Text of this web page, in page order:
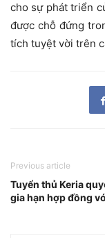
cho sự phát triển
được chỗ đứng
tích tuyệt vời trên
Previous article
Tuyển thủ Keria
gia hạn hợp đồng